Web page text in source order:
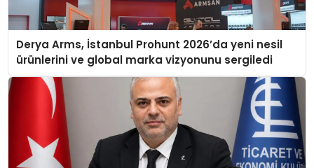
Derya Arms, İstanbul Prohunt 2026’da yeni nesil
ürünlerini ve global marka vizyonunu sergiledi